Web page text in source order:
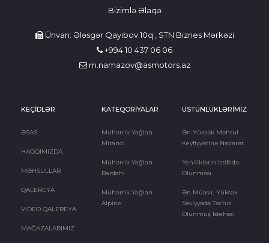
Bizimlə Əlaqə
Ünvan: Ələsgər Qayıbov 10q , STN Biznes Mərkəzi
+994 10 437 06 06
m.namazov@asmotors.az
KEÇİDLƏR
ƏSAS
HAQQIMIZDA
MƏHSULLAR
QALEREYA
VİDEO QALEREYA
MAĞAZALARIMIZ
KATEQORİYALAR
Mühərrik Yağları
Mitanol
Mühərrik Yağları
Bardahl
Mühərrik Yağları
Alpine
ÜSTÜNLÜKLƏRİMİZ
Ən Yüksək Məhsul
Keyfiyyətinə Nəzarət
Yeniliklərin İstifadə
Olunması
Ən Müasir, Yüksək
Səviyyədə Təchiz
Olunmuş Istehsal